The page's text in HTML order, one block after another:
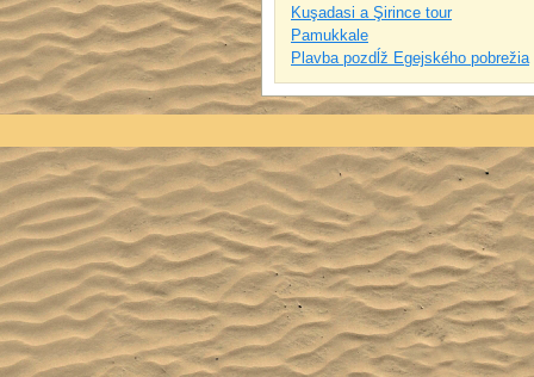
Kuşadasi a Şirince tour
Pamukkale
Plavba pozdĺž Egejského pobrežia